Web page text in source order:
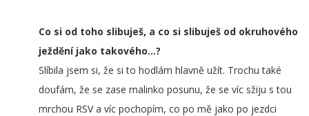
Co si od toho slibuješ, a co si slibuješ od okruhového
ježdění jako takového...?
Slíbila jsem si, že si to hodlám hlavně užít. Trochu také
doufám, že se zase malinko posunu, že se víc sžiju s tou
mrchou RSV a víc pochopím, co po mě jako po jezdci